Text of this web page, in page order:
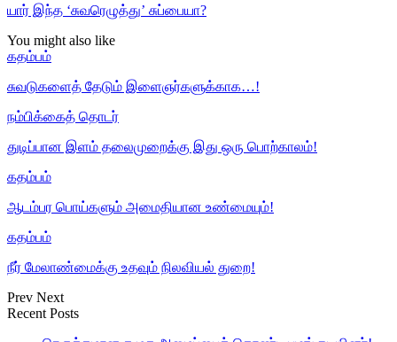
யார் இந்த ‘சுவரெழுத்து’ சுப்பையா?
You might also like
கதம்பம்
சுவடுகளைத் தேடும் இளைஞர்களுக்காக…!
நம்பிக்கைத் தொடர்
துடிப்பான இளம் தலைமுறைக்கு இது ஒரு பொற்காலம்!
கதம்பம்
ஆடம்பர பொய்களும் அமைதியான உண்மையும்!
கதம்பம்
நீர் மேலாண்மைக்கு உதவும் நிலவியல் துறை!
Prev Next
Recent Posts